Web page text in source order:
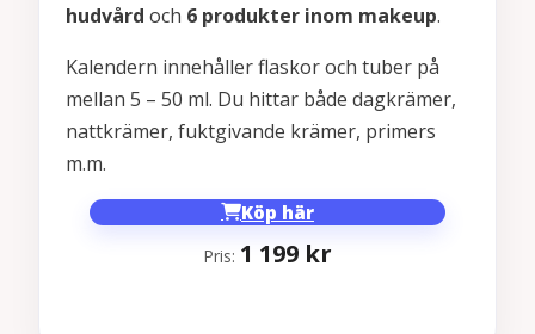
hudvård och 6 produkter inom makeup.
Kalendern innehåller flaskor och tuber på
mellan 5 – 50 ml. Du hittar både dagkrämer,
nattkrämer, fuktgivande krämer, primers
m.m.
Köp här
Pris: 1 199 kr